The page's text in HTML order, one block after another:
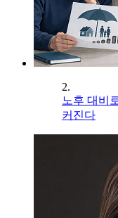
2.
노후 대비
커진다